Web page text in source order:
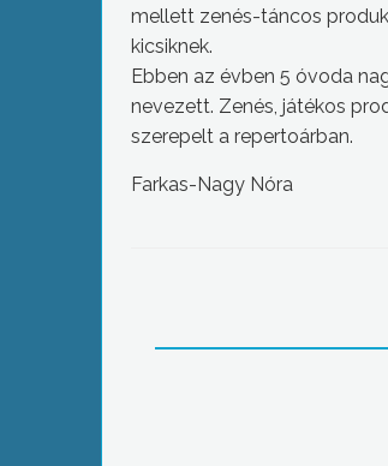
mellett zenés-táncos
kicsiknek.
Ebben az évben 5 óvoda
nevezett. Zenés, játékos
szerepelt a repertoárban.
Farkas-Nagy Nóra